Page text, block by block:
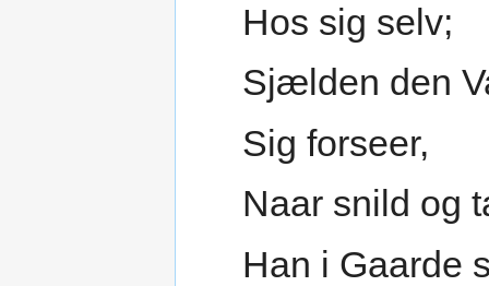
Hos sig selv;
Sjælden den
Sig forseer,
Naar snild og
Han i Gaarde